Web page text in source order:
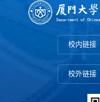
校内链接
校外链接